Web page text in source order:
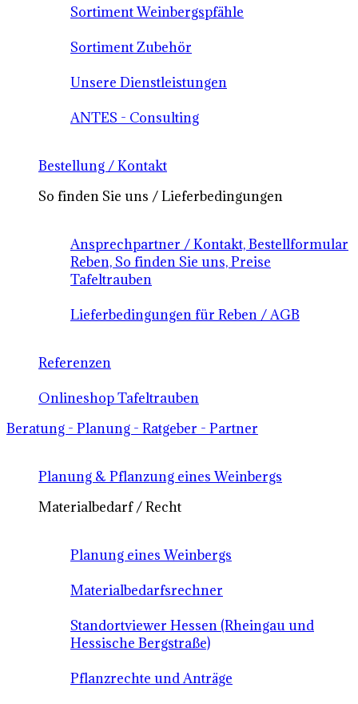
Sortiment Weinbergspfähle
Sortiment Zubehör
Unsere Dienstleistungen
ANTES - Consulting
Bestellung / Kontakt
So finden Sie uns / Lieferbedingungen
Ansprechpartner / Kontakt, Bestellformular
Reben, So finden Sie uns, Preise
Tafeltrauben
Lieferbedingungen für Reben / AGB
Referenzen
Onlineshop Tafeltrauben
Beratung - Planung - Ratgeber - Partner
Planung & Pflanzung eines Weinbergs
Materialbedarf / Recht
Planung eines Weinbergs
Materialbedarfsrechner
Standortviewer Hessen (Rheingau und
Hessische Bergstraße)
Pflanzrechte und Anträge